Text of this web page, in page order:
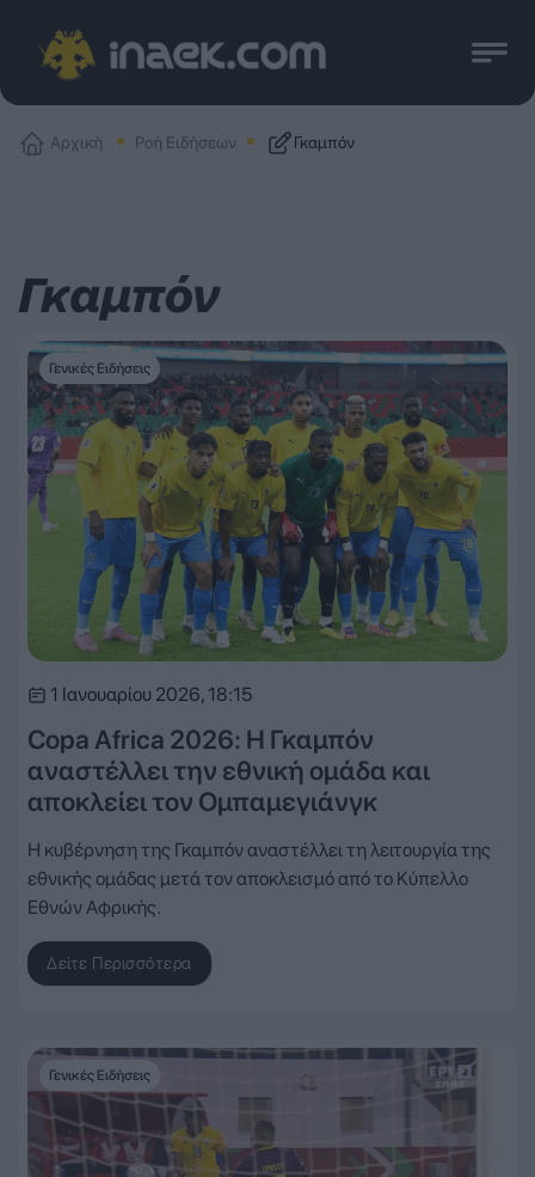
Αρχική Ροή Ειδήσεων Γκαμπόν
Γκαμπόν
Γενικές Ειδήσεις
1 Ιανουαρίου 2026, 18:15
Copa Africa 2026: Η Γκαμπόν
αναστέλλει την εθνική ομάδα και
αποκλείει τον Ομπαμεγιάνγκ
Η κυβέρνηση της Γκαμπόν αναστέλλει τη λειτουργία της
εθνικής ομάδας μετά τον αποκλεισμό από το Κύπελλο
Εθνών Αφρικής.
Δείτε Περισσότερα
Γενικές Ειδήσεις